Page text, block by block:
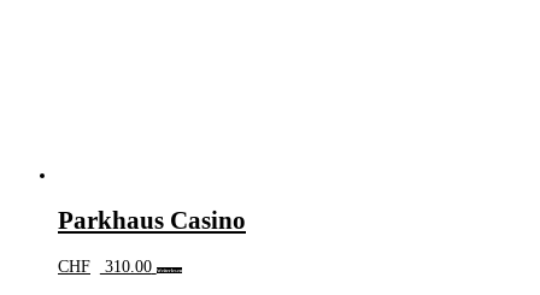
Parkhaus Casino
CHF 310.00 Weiterlesen